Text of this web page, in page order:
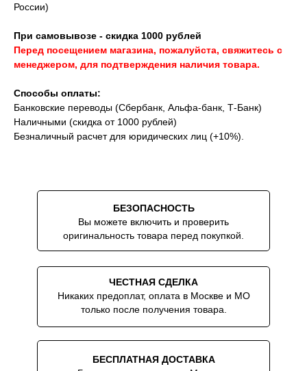
России)
При самовывозе - скидка 1000 рублей
Перед посещением магазина, пожалуйста, свяжитесь с
менеджером, для подтверждения наличия товара.
Способы оплаты:
Банковские переводы (Сбербанк, Альфа-банк, Т-Банк)
Наличными (скидка от 1000 рублей)
Безналичный расчет для юридических лиц (+10%).
БЕЗОПАСНОСТЬ
Вы можете включить и проверить
оригинальность товара перед покупкой.
БЕСПЛАТНАЯ ДОСТАВКА
ЧЕСТНАЯ СДЕЛКА
Никаких предоплат, оплата в Москве и МО
только после получения товара.
Скидки на аксессуары до -10% при